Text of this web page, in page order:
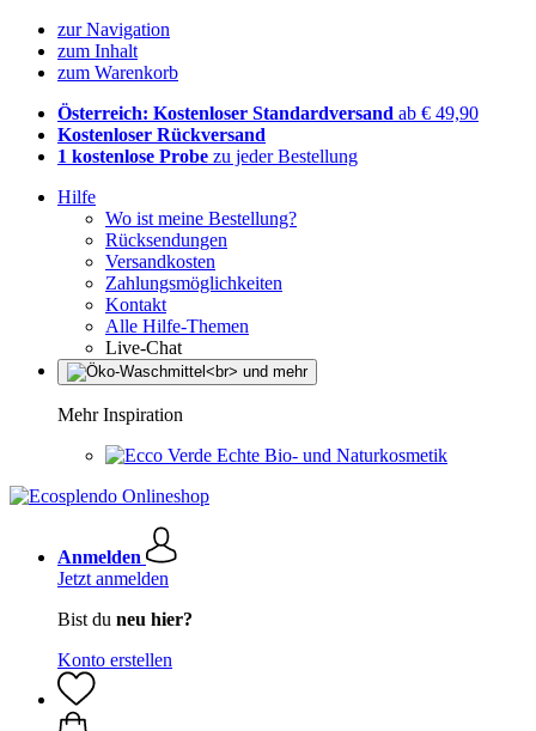
zur Navigation
zum Inhalt
zum Warenkorb
Österreich: Kostenloser Standardversand ab € 49,90
Kostenloser Rückversand
1 kostenlose Probe zu jeder Bestellung
Hilfe
Wo ist meine Bestellung?
Rücksendungen
Versandkosten
Zahlungsmöglichkeiten
Kontakt
Alle Hilfe-Themen
Live-Chat
Mehr Inspiration
Echte Bio- und Naturkosmetik
Anmelden
Jetzt anmelden
Bist du neu hier?
Konto erstellen